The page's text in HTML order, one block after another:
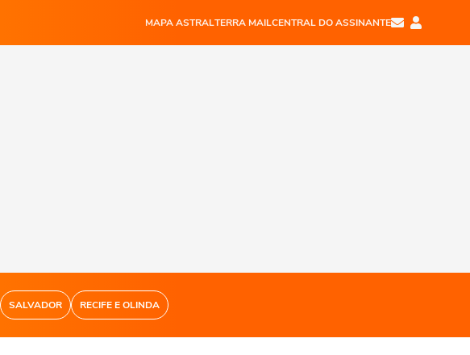
MAPA ASTRALTERRA MAILCENTRAL DO ASSINANTE
SALVADOR RECIFE E OLINDA